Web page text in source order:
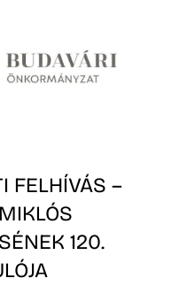
FELHÍVÁS –
120.